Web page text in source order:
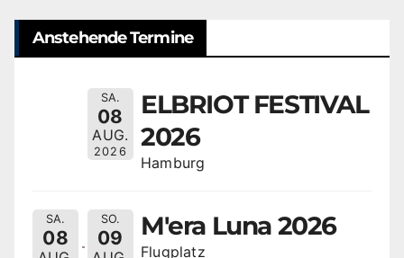
Anstehende Termine
SA.
08
AUG.
2026
ELBRIOT FESTIVAL
2026
Hamburg
SA.
08
SO.
09 M'era Luna 2026
Flugplatz